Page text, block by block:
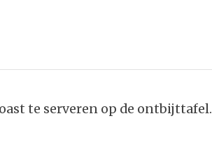
te serveren op de ontbijttafel.